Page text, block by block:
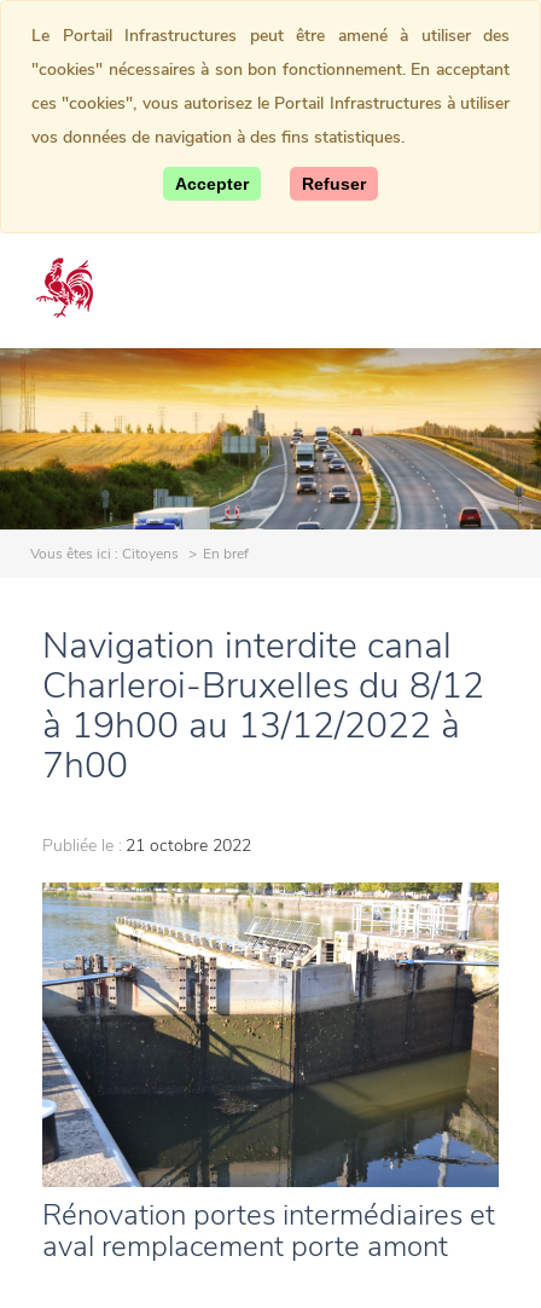
Vous êtes ici : Citoyens En bref
Navigation interdite canal
Charleroi-Bruxelles du 8/12
à 19h00 au 13/12/2022 à
7h00
Publiée le : 21 octobre 2022
Rénovation portes intermédiaires et
aval remplacement porte amont
Le Portail Infrastructures peut être amené à utiliser des
"cookies" nécessaires à son bon fonctionnement. En acceptant
ces "cookies", vous autorisez le Portail Infrastructures à utiliser
vos données de navigation à des fins statistiques.
Accepter Refuser